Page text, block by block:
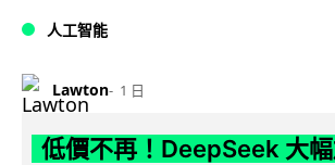
人工智能
Lawton 1 日
低價不再！DeepSeek 大